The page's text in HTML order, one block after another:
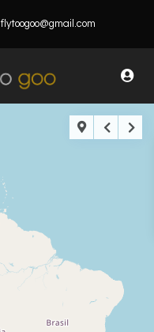
flytoogoo@gmail.com